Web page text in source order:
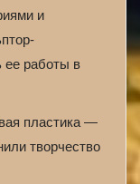
и
ее работы в
пластика —
творчество